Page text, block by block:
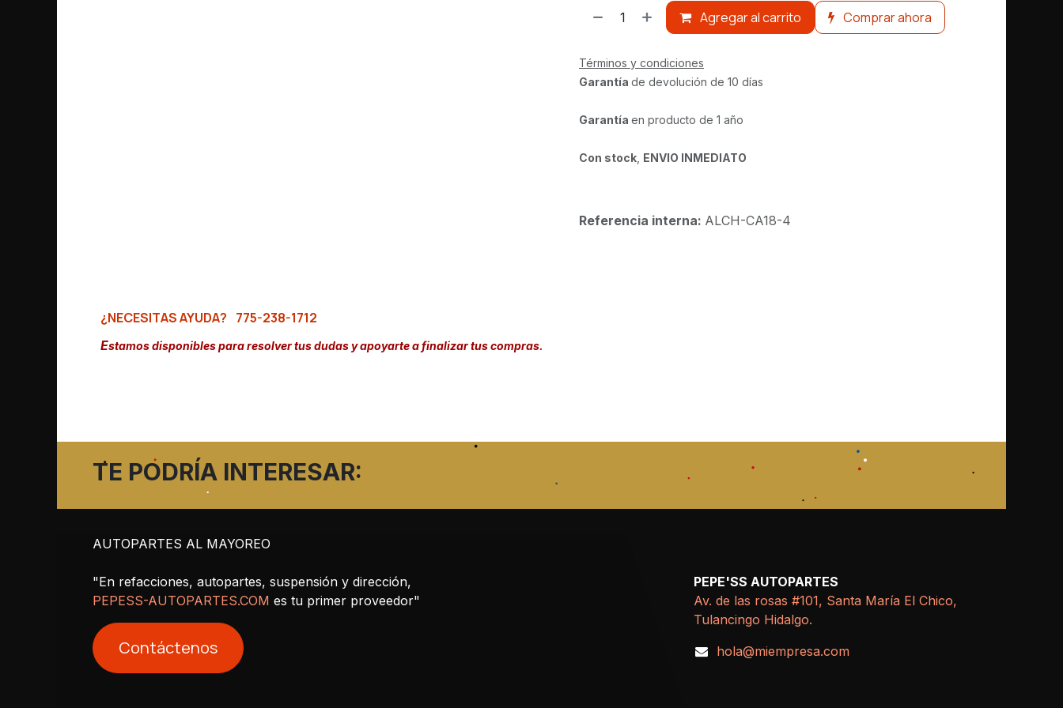
Agregar al carrito Comprar ahora
Términos y condiciones
Garantía de devolución de 10 días
Garantía en producto de 1 año
Con stock ENVIO INMEDIATO
Referencia interna: ALCH-CA18-4
¿NECESITAS AYUDA? 775-238-1712
Estamos disponibles para resolver tus dudas y apoyarte a finalizar tus compras.
TE PODRÍA INTERESAR:
AUTOPARTES AL MAYOREO
"En refacciones, autopartes, suspensión y dirección,
PEPESS-AUTOPARTES.COM es tu primer proveedor"
Contáctenos
PEPE'SS AUTOPARTES
Av. de las rosas #101, Santa María El Chico,
Tulancingo Hidalgo.
hola@miempresa.com